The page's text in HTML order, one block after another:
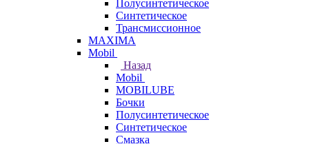
Полусинтетическое
Синтетическое
Трансмиссионное
MAXIMA
Mobil
Назад
Mobil
MOBILUBE
Бочки
Полусинтетическое
Синтетическое
Смазка